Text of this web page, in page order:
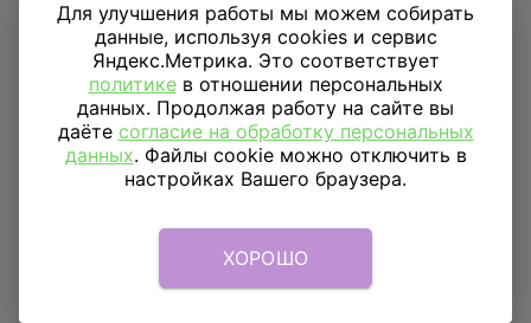
Готовое решение
«Мой супергерой»
Для улучшения работы мы можем собирать
данные, используя cookies и сервис
Яндекс.Метрика. Это соответствует
политикев отношении персональных
данных. Продолжая работу на сайте вы
даёте согласие на обработку персональных
данных. Файлы cookie можно отключить в
настройках Вашего браузера.
ХОРОШО